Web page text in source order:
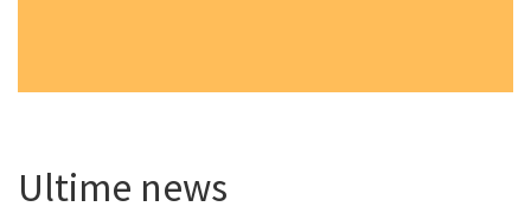
Ultime news